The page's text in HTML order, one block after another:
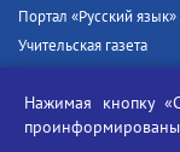
Портал «Русский язык»
Учительская газета
Единый портал
Нажимая кнопку